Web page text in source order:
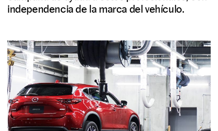
independencia de la marca del vehículo.